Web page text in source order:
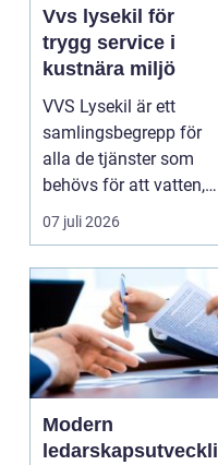
Vvs lysekil för
trygg service i
kustnära miljö
VVS Lysekil är ett
samlingsbegrepp för
alla de tjänster som
behövs för att vatten,
värme och avlopp ...
07 juli 2026
Modern
ledarskapsutveckli